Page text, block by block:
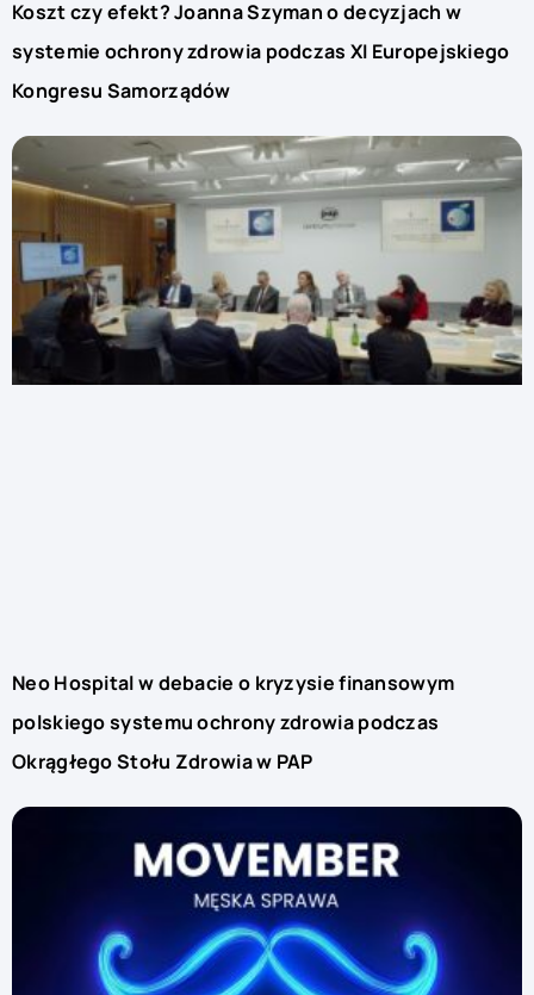
Koszt czy efekt? Joanna Szyman o decyzjach w
systemie ochrony zdrowia podczas XI Europejskiego
Kongresu Samorządów
Neo Hospital w debacie o kryzysie finansowym
polskiego systemu ochrony zdrowia podczas
Okrągłego Stołu Zdrowia w PAP